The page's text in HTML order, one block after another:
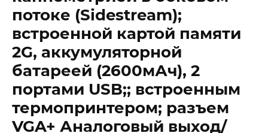
потоке (Sidestream);
встроенной картой памяти
2G, аккумуляторной
батареей (2600мАч), 2
портами USB;; встроенным
термопринтером; разъем
VGA+ Аналоговый выход/